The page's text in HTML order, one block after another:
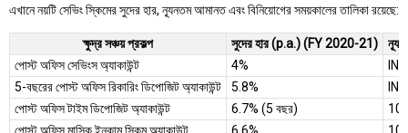
এখানে নয়টি সেভিং স্কিমের সুদের হার, ন্যূনতম আমানত এবং বিনিয়োগের সময়কালের তালিকা রয়েছে:
ক্ষুদ্র সঞ্চয় প্রকল্প সুদের হার (p.a.) (FY 2020-21)
পোস্ট অফিস সেভিংস অ্যাকাউন্ট
4%
5-বছরের পোস্ট অফিস রিকারিং ডিপোজিট অ্যাকাউন্ট
5.8%
পোস্ট অফিস টাইম ডিপোজিট অ্যাকাউন্ট
6.7% (5 বছর)